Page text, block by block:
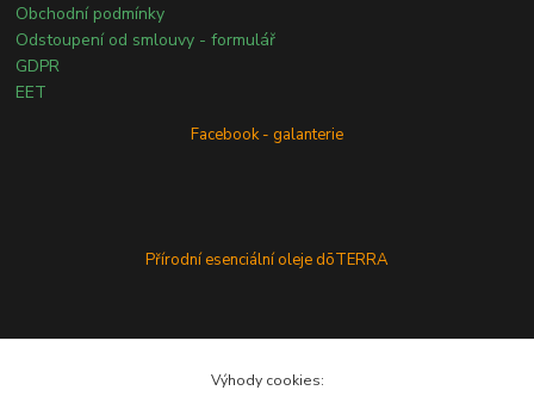
Obchodní podmínky
Odstoupení od smlouvy - formulář
GDPR
EET
Facebook - galanterie
Přírodní esenciální oleje dōTERRA
Výhody cookies: